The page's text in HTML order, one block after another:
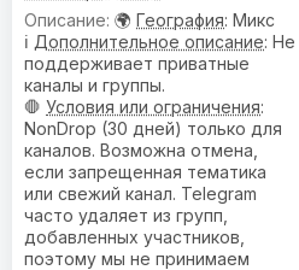
🌍 География: Микс
ℹ️ Дополнительное описание: Не
поддерживает приватные
каналы и группы.
🛑 Условия или ограничения:
NonDrop (30 дней) только для
каналов. Возможна отмена,
если запрещенная тематика
или свежий канал. Telegram
часто удаляет из групп,
добавленных участников,
поэтому мы не принимаем